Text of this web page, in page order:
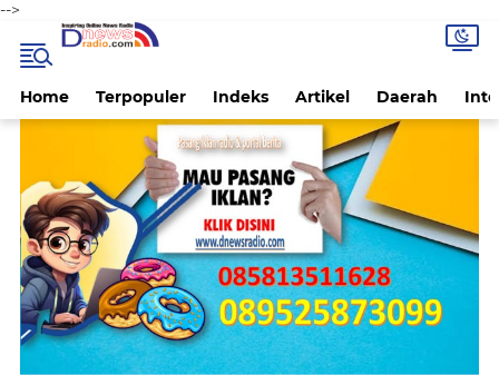
-->
Home Terpopuler Indeks Artikel Daerah